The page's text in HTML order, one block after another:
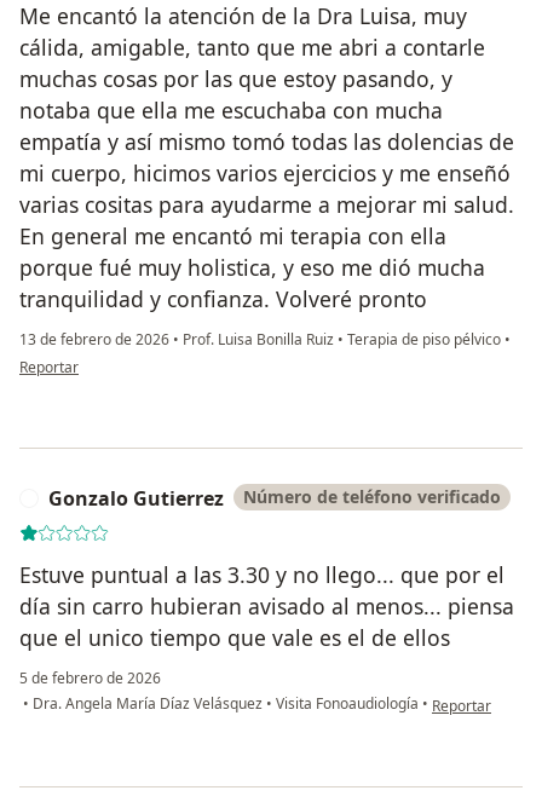
Me encantó la atención de la Dra Luisa, muy
cálida, amigable, tanto que me abri a contarle
muchas cosas por las que estoy pasando, y
notaba que ella me escuchaba con mucha
empatía y así mismo tomó todas las dolencias de
mi cuerpo, hicimos varios ejercicios y me enseñó
varias cositas para ayudarme a mejorar mi salud.
En general me encantó mi terapia con ella
porque fué muy holistica, y eso me dió mucha
tranquilidad y confianza. Volveré pronto
13 de febrero de 2026 • Prof. Luisa Bonilla Ruiz • Terapia de piso pélvico •
en opinión del usuario Leidy
Reportar
Gonzalo Gutierrez Número de teléfono verificado
Estuve puntual a las 3.30 y no llego... que por el
día sin carro hubieran avisado al menos... piensa
que el unico tiempo que vale es el de ellos
5 de febrero de 2026
• Dra. Angela María Díaz Velásquez • Visita Fonoaudiología • en opinión del
Reportar